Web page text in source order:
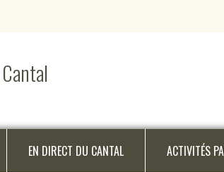
EN DIRECT DU CANTAL ACTIVITÉS